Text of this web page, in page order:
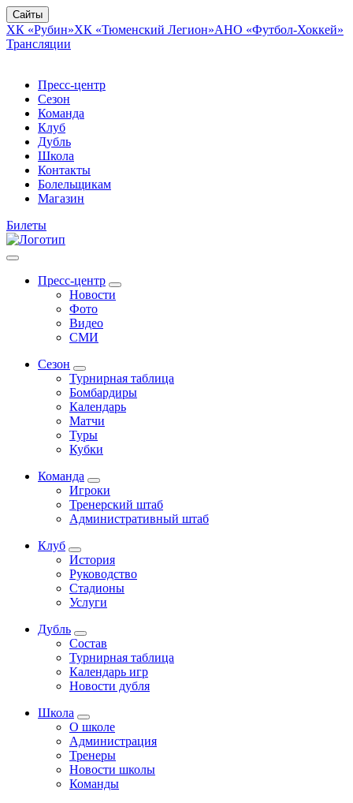
Сайты
ХК «Рубин»ХК «Тюменский Легион»АНО «Футбол-Хоккей»
Трансляции
Пресс-центр
Сезон
Команда
Клуб
Дубль
Школа
Контакты
Болельщикам
Магазин
Билеты
Пресс-центр
Новости
Фото
Видео
СМИ
Сезон
Турнирная таблица
Бомбардиры
Календарь
Матчи
Туры
Кубки
Команда
Игроки
Тренерский штаб
Административный штаб
Клуб
История
Руководство
Стадионы
Услуги
Дубль
Состав
Турнирная таблица
Календарь игр
Новости дубля
Школа
О школе
Администрация
Тренеры
Новости школы
Команды